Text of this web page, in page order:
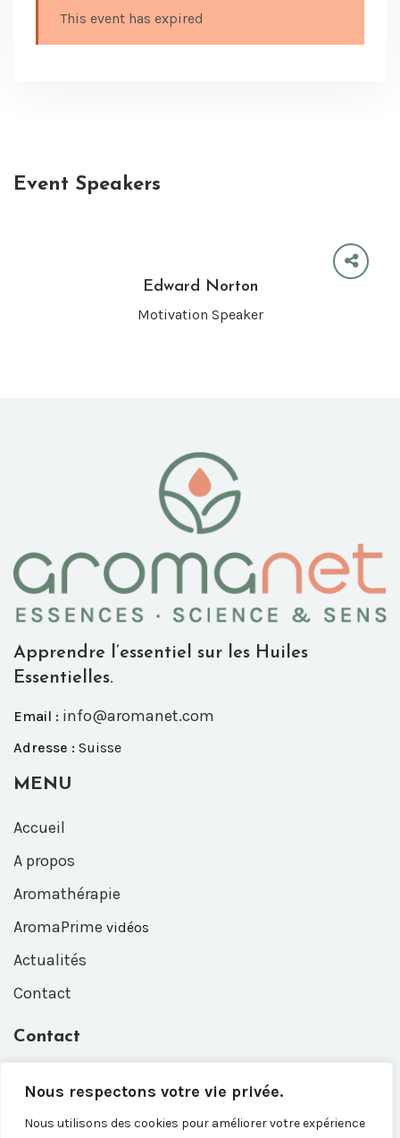
Nous respectons votre vie privée.
Nous utilisons des cookies pour améliorer votre expérience
This event has expired
Event Speakers
Edward Norton
Motivation Speaker
Apprendre l’essentiel sur les Huiles
Essentielles.
Email : info@aromanet.com
Adresse : Suisse
MENU
Accueil
A propos
Aromathérapie
AromaPrime vidéos
Actualités
Contact
Contact
les AromaPrime vidéos seront en ligne.
Adresse e-mail*